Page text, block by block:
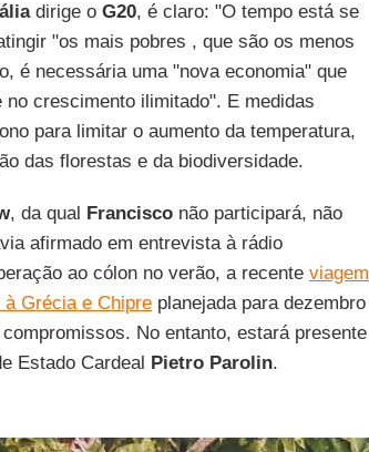
dirige o G20, é claro: "O tempo está se
"os mais pobres , que são os menos
é necessária uma "nova economia" que
crescimento ilimitado". E medidas
para limitar o aumento da temperatura,
das florestas e da biodiversidade.
, da qual Francisconão participará, não
afirmado em entrevista à rádio
ao cólon no verão, a recente viagem
à Grécia e Chipreplanejada para dezembro
No entanto, estará presente
Estado Cardeal Pietro Parolin.